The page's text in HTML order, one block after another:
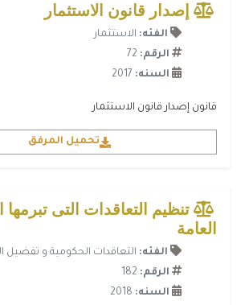
إصدار قانون الاستثمار
الفئه: الاستثمار
الرقم:
السنه:
قانون إصدار قانون الاستثمار
تحميل المرفق
تنظيم التعاقدات التى تبرمها
العامة
الفئه: التعاقدات الحكومية و تفضيل
الرقم:
السنه: